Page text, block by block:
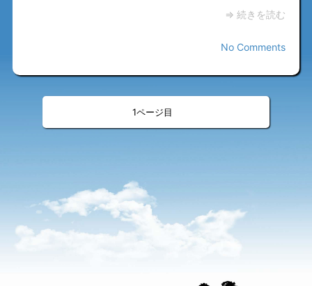
⇒ 続きを読む
No Comments
1